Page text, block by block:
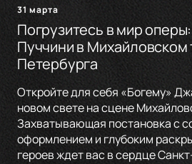
31 марта
Погрузитесь в мир
Пуччини в Михайловском
Петербурга
Откройте для себя «Богему»
новом свете на сцене
Захватывающая постановка с
оформлением и глубоким
героев ждет вас в сердце